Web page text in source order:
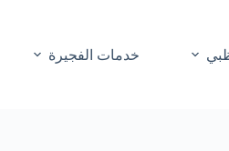
خدمات الفجيرة